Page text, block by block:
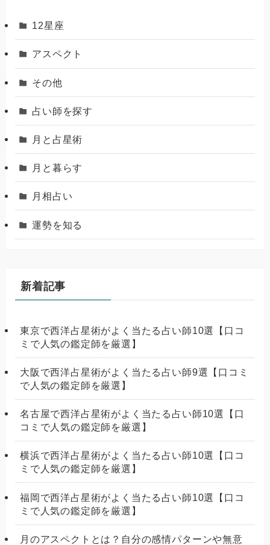
12星座
アスペクト
その他
占い師を探す
月と占星術
月と暮らす
月相占い
運勢を知る
新着記事
東京で西洋占星術がよく当たる占い師10選【口コ
ミで人気の鑑定師を厳選】
大阪で西洋占星術がよく当たる占い師9選【口コミ
で人気の鑑定師を厳選】
名古屋で西洋占星術がよく当たる占い師10選【口
コミで人気の鑑定師を厳選】
横浜で西洋占星術がよく当たる占い師10選【口コ
ミで人気の鑑定師を厳選】
福岡で西洋占星術がよく当たる占い師10選【口コ
ミで人気の鑑定師を厳選】
月のアスペクトとは？自分の感情パターンや無意